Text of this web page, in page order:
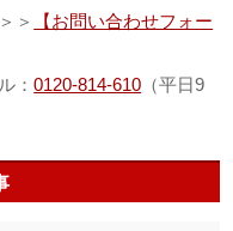
＞
【お問い合わせフォー
：0120-814-610 （平日9